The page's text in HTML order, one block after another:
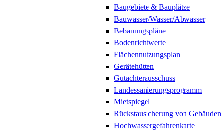
Baugebiete & Bauplätze
Bauwasser/Wasser/Abwasser
Bebauungspläne
Bodenrichtwerte
Flächennutzungsplan
Gerätehütten
Gutachterausschuss
Landessanierungsprogramm
Mietspiegel
Rückstausicherung von Gebäuden
Hochwassergefahrenkarte